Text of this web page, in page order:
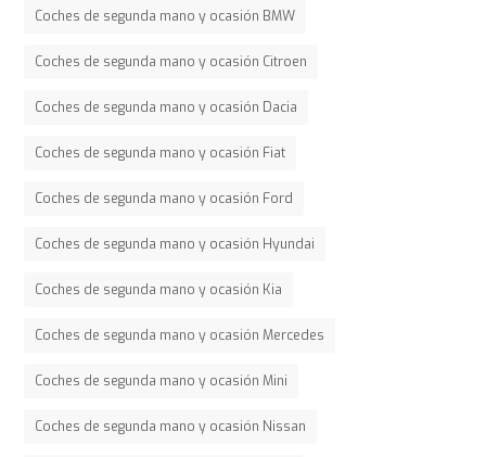
Coches de segunda mano y ocasión BMW
Coches de segunda mano y ocasión Citroen
Coches de segunda mano y ocasión Dacia
Coches de segunda mano y ocasión Fiat
Coches de segunda mano y ocasión Ford
Coches de segunda mano y ocasión Hyundai
Coches de segunda mano y ocasión Kia
Coches de segunda mano y ocasión Mercedes
Coches de segunda mano y ocasión Mini
Coches de segunda mano y ocasión Nissan